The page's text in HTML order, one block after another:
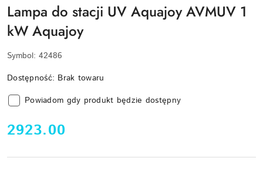
Lampa do stacji UV Aquajoy AVMUV 1
kW Aquajoy
Symbol: 42486
Dostępność: Brak towaru
Powiadom gdy produkt będzie dostępny
cena:
2923.00